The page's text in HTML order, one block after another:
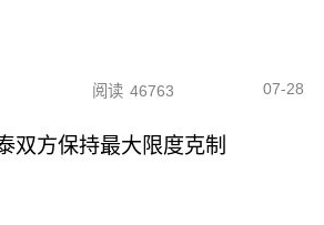
阅读 46763 07-28
双方保持最大限度克制